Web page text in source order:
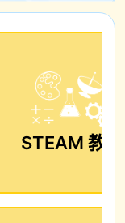
STEAM 教育